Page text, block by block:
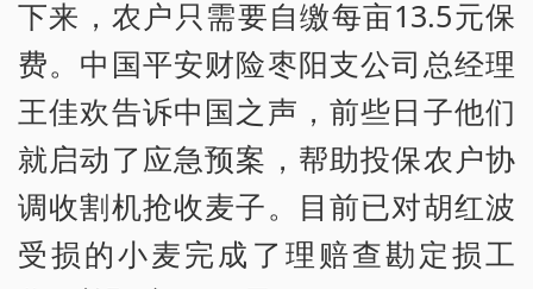
下来，农户只需要自缴每亩13.5元保
费。中国平安财险枣阳支公司总经理
王佳欢告诉中国之声，前些日子他们
就启动了应急预案，帮助投保农户协
调收割机抢收麦子。目前已对胡红波
受损的小麦完成了理赔查勘定损工